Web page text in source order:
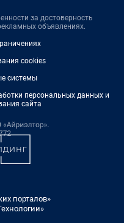
за достоверность
объявлениях.
cookies
системы
персональных данных и
сайта
порталов»